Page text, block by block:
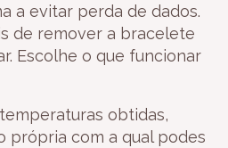
a evitar perda de dados.
de remover a bracelete
Escolhe o que funcionar
obtidas,
própria com a qual podes